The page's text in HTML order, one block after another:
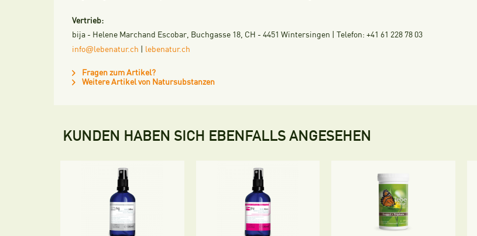
Vertrieb:
bija - Helene Marchand Escobar, Buchgasse 18, CH - 4451 Wintersingen | Telefon: +41 61 228 78 03
info@lebenatur.ch lebenatur.ch
Fragen zum Artikel?
Weitere Artikel von Natursubstanzen
KUNDEN HABEN SICH EBENFALLS ANGESEHEN